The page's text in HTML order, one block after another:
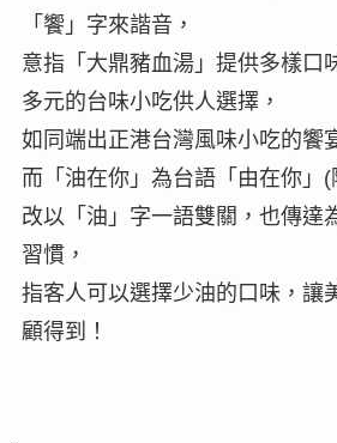
「饗」字來諧音，
意指「大鼎豬血湯」提供多樣口
多元的台味小吃供人選擇，
如同端出正港台灣風味小吃的饗
而「油在你」為台語「由在你」(
改以「油」字一語雙關，也傳達
習慣，
指客人可以選擇少油的口味，讓
顧得到！